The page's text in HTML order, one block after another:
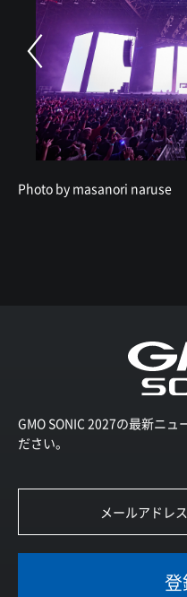
Photo by masanori naruse
GMO SONIC 2027の最新ニ
ださい。
登